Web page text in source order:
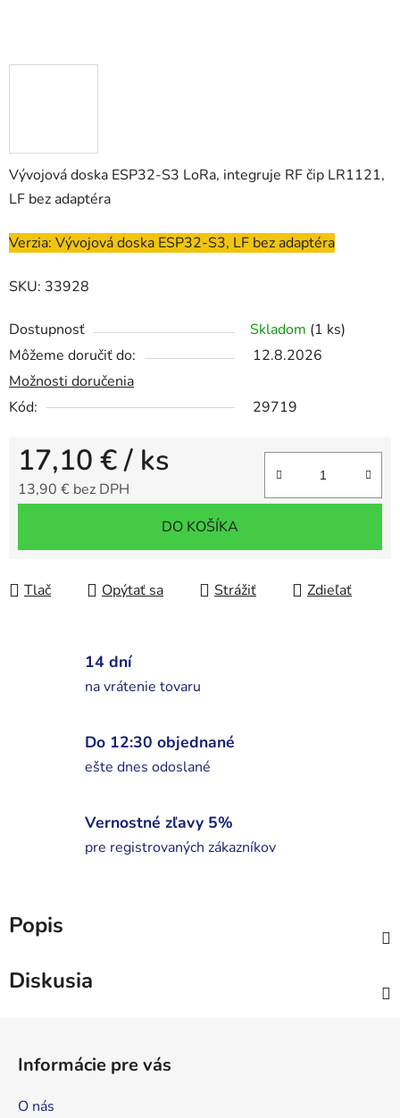
Vývojová doska ESP32-S3 LoRa, integruje RF čip LR1121,
LF bez adaptéra
Verzia: Vývojová doska ESP32-S3, LF bez adaptéra
SKU: 33928
Dostupnosť Skladom (1 ks)
Môžeme doručiť do:
12.8.2026
Možnosti doručenia
Kód:
29719
17,10 €/ ks
13,90 € bez DPH
DO KOŠÍKA
Tlač Opýtať sa Strážiť Zdieľať
14 dní
na vrátenie tovaru
Do 12:30 objednané
ešte dnes odoslané
Vernostné zľavy 5%
pre registrovaných zákazníkov
Popis
Diskusia
Informácie pre vás
O nás